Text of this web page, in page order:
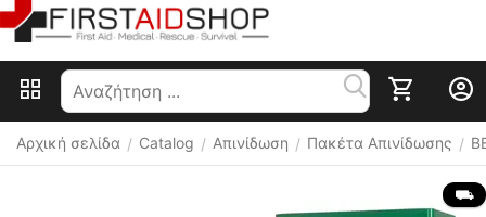
Αρχική σελίδα / Catalog / Απινίδωση / Πακέτα Απινίδωσης /
⛟